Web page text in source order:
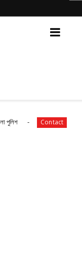
Contact হলদিয়া